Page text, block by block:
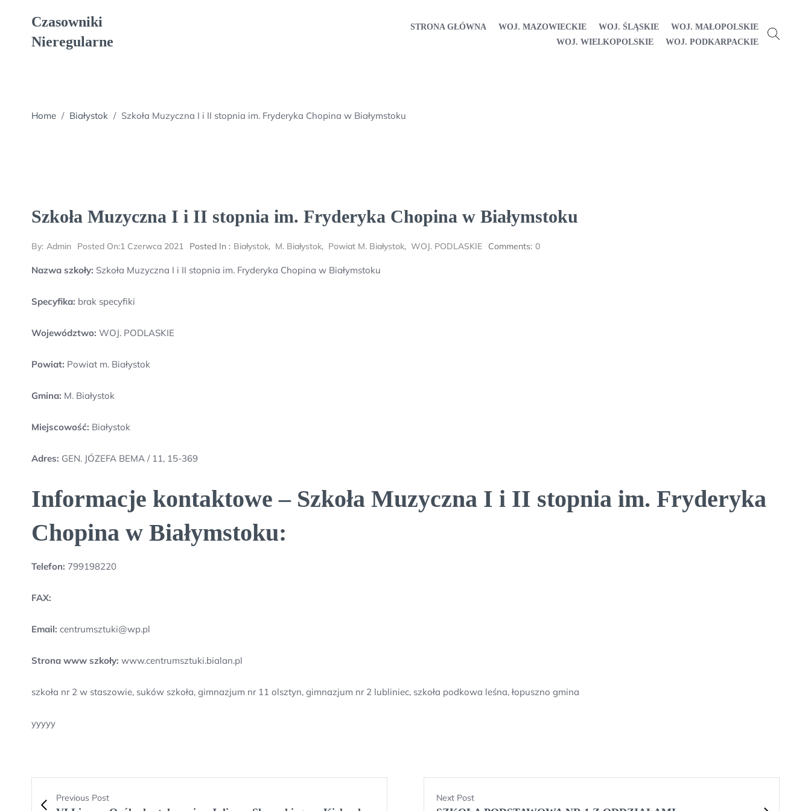
Czasowniki
Nieregularne
STRONA GŁÓWNA WOJ. MAZOWIECKIE WOJ. ŚLĄSKIE
WOJ. MAŁOPOLSKIE
WOJ. WIELKOPOLSKIE
WOJ. PODKARPACKIE
Home / Białystok / Szkoła Muzyczna I i II stopnia im. Fryderyka Chopina w Białymstoku
Szkoła Muzyczna I i II stopnia im. Fryderyka Chopina w Białymstoku
By: Admin Posted On:1 Czerwca 2021 Posted In : Białystok, M. Białystok, Powiat M. Białystok, WOJ. PODLASKIE Comments: 0
Nazwa szkoły: Szkoła Muzyczna I i II stopnia im. Fryderyka Chopina w Białymstoku
Specyfika: brak specyfiki
Województwo: WOJ. PODLASKIE
Powiat: Powiat m. Białystok
Gmina: M. Białystok
Miejscowość: Białystok
Adres: GEN. JÓZEFA BEMA / 11, 15-369
Informacje kontaktowe – Szkoła Muzyczna I i II stopnia im. Fryderyka
Chopina w Białymstoku:
Telefon: 799198220
FAX:
Email: centrumsztuki@wp.pl
Strona www szkoły: www.centrumsztuki.bialan.pl
szkoła nr 2 w staszowie, suków szkoła, gimnazjum nr 11 olsztyn, gimnazjum nr 2 lubliniec, szkoła podkowa leśna, łopuszno gmina
yyyyy
Previous Post Next Post